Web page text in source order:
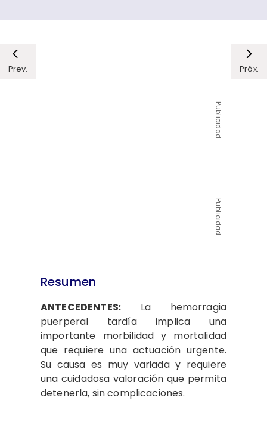
Prev. Próx.
Publicidad
Publicidad
Resumen
ANTECEDENTES:
La hemorragia
puerperal tardía implica una
importante morbilidad y mortalidad
que requiere una actuación urgente.
Su causa es muy variada y requiere
una cuidadosa valoración que permita
detenerla, sin complicaciones.